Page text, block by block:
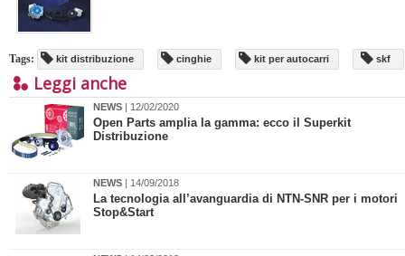
Tags: kit distribuzione cinghie kit per autocarri skf
Leggi anche
NEWS | 12/02/2020
Open Parts amplia la gamma: ecco il Superkit
Distribuzione
NEWS | 14/09/2018
La tecnologia all’avanguardia di NTN-SNR per i motori
Stop&Start